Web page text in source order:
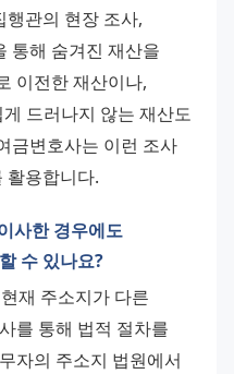
관의 현장 조사,
통해 숨겨진 재산을
이전한 재산이나,
드러나지 않는 재산도
금변호사는 이런 조사
활용합니다.
사한 경우에도
수 있나요?
재 주소지가 다른
를 통해 법적 절차를
자의 주소지 법원에서